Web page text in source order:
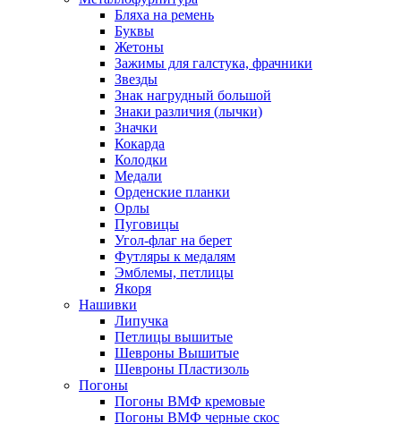
Бляха на ремень
Буквы
Жетоны
Зажимы для галстука, фрачники
Звезды
Знак нагрудный большой
Знаки различия (лычки)
Значки
Кокарда
Колодки
Медали
Орденские планки
Орлы
Пуговицы
Угол-флаг на берет
Футляры к медалям
Эмблемы, петлицы
Якоря
Нашивки
Липучка
Петлицы вышитые
Шевроны Вышитые
Шевроны Пластизоль
Погоны
Погоны ВМФ кремовые
Погоны ВМФ черные скос